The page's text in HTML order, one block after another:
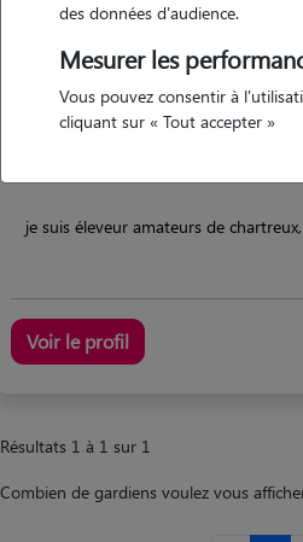
SAINT NICOLAS DU PELEM 22480
maison
je suis éleveur amateurs de
Voir le profil
Résultats 1 à 1 sur 1
Combien de gardiens voulez vous
des données d'audience.
Mesurer les
Vous pouvez consentir à
cliquant sur « Tout accepter »